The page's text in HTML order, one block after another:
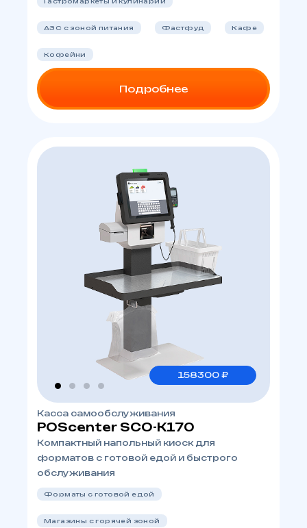
АЗС с зоной питания Фастфуд Кафе
Кофейни
Подробнее
158300 ₽
Касса самообслуживания
POScenter SCO-K170
Компактный напольный киоск для
форматов с готовой едой и быстрого
обслуживания
Форматы с готовой едой
Магазины с горячей зоной